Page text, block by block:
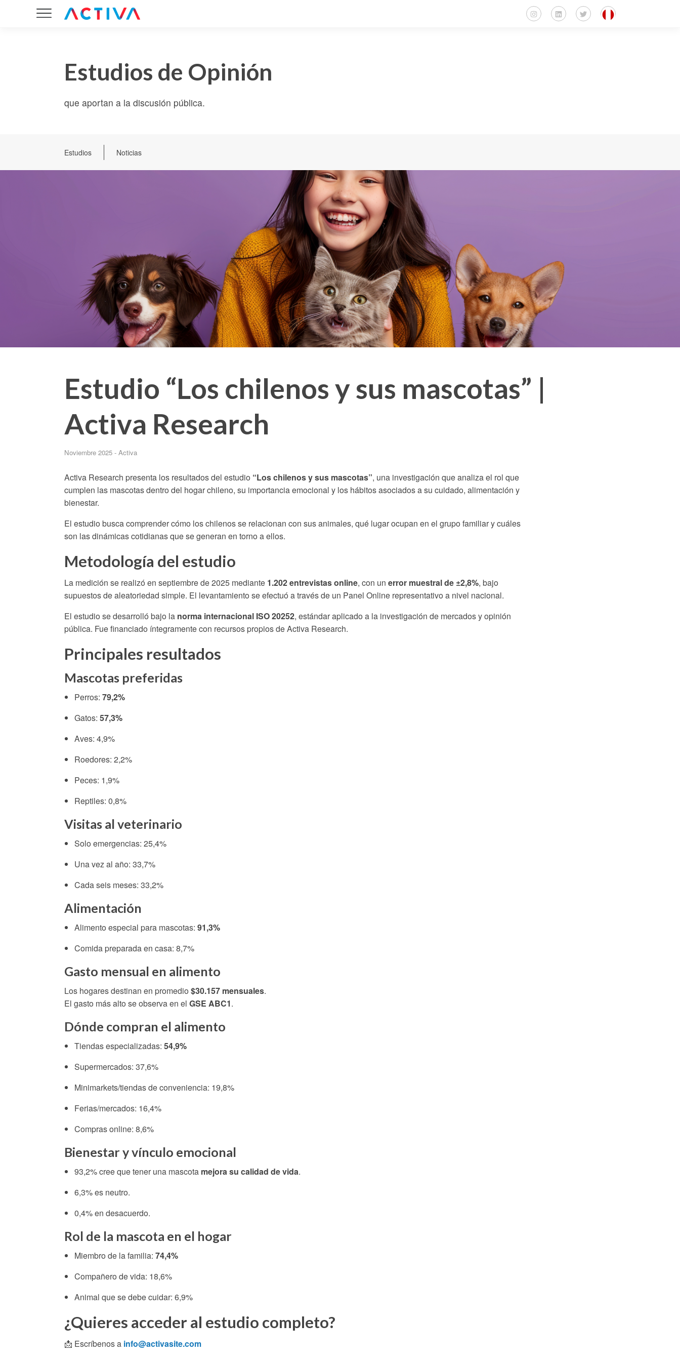
Estudios de Opinión
que aportan a la discusión pública.
Estudios Noticias
Estudio “Los chilenos y sus mascotas” |
Activa Research
Noviembre 2025 - Activa
Activa Research presenta los resultados del estudio “Los chilenos y sus mascotas”, una investigación que analiza el rol que
cumplen las mascotas dentro del hogar chileno, su importancia emocional y los hábitos asociados a su cuidado, alimentación y
bienestar.
El estudio busca comprender cómo los chilenos se relacionan con sus animales, qué lugar ocupan en el grupo familiar y cuáles
son las dinámicas cotidianas que se generan en torno a ellos.
Metodología del estudio
La medición se realizó en septiembre de 2025 mediante 1.202 entrevistas online, con un error muestral de ±2,8%, bajo
supuestos de aleatoriedad simple. El levantamiento se efectuó a través de un Panel Online representativo a nivel nacional.
El estudio se desarrolló bajo la norma internacional ISO 20252, estándar aplicado a la investigación de mercados y opinión
pública. Fue financiado íntegramente con recursos propios de Activa Research.
Principales resultados
Mascotas preferidas
Perros: 79,2%
Gatos: 57,3%
Aves: 4,9%
Roedores: 2,2%
Peces: 1,9%
Reptiles: 0,8%
Visitas al veterinario
Solo emergencias: 25,4%
Una vez al año: 33,7%
Cada seis meses: 33,2%
Alimentación
Alimento especial para mascotas: 91,3%
Comida preparada en casa: 8,7%
Gasto mensual en alimento
Los hogares destinan en promedio $30.157 mensuales.
El gasto más alto se observa en el GSE ABC1.
Dónde compran el alimento
Tiendas especializadas: 54,9%
Supermercados: 37,6%
Minimarkets/tiendas de conveniencia: 19,8%
Ferias/mercados: 16,4%
Compras online: 8,6%
Bienestar y vínculo emocional
93,2% cree que tener una mascota mejora su calidad de vida.
6,3% es neutro.
0,4% en desacuerdo.
Rol de la mascota en el hogar
Miembro de la familia: 74,4%
Compañero de vida: 18,6%
Animal que se debe cuidar: 6,9%
¿Quieres acceder al estudio completo?
📩 Escríbenos a info@activasite.com